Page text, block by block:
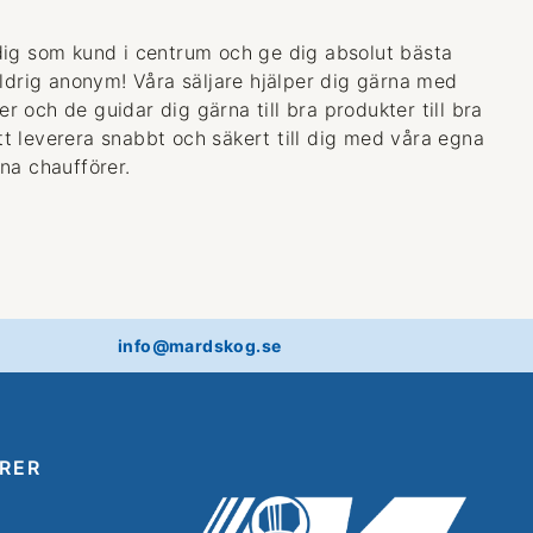
som kund i centrum och ge dig absolut bästa
anonym! Våra säljare hjälper dig gärna med
och de guidar dig gärna till bra produkter till bra
leverera snabbt och säkert till dig med våra egna
chaufförer.
info@mardskog.se